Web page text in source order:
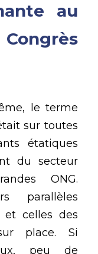
au
le terme
sur toutes
étatiques
du secteur
ONG.
parallèles
et celles des
place. Si
peu de